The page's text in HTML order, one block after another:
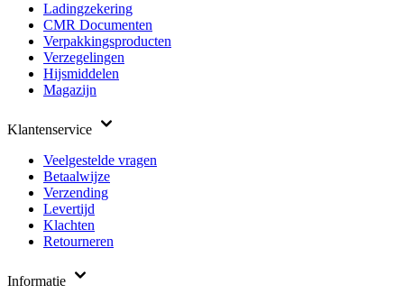
Ladingzekering
CMR Documenten
Verpakkingsproducten
Verzegelingen
Hijsmiddelen
Magazijn
Klantenservice
Veelgestelde vragen
Betaalwijze
Verzending
Levertijd
Klachten
Retourneren
Informatie